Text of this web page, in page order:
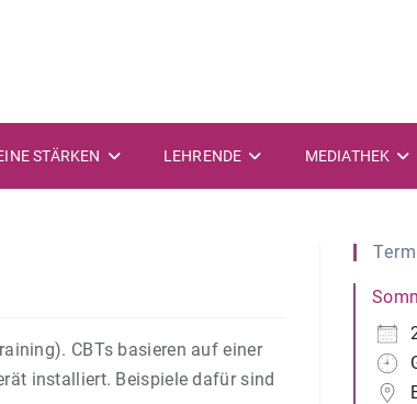
STÄRKEN LEHRENDE MEDIATHEK
CBTs basieren auf einer
installiert. Beispiele dafür sind